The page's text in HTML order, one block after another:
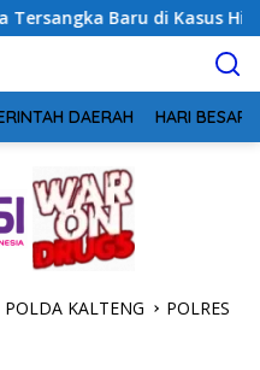
Kasus Hibah Rp40 Miliar
DAERAH HARI BESAR
POLDA KALTENG
POLRES